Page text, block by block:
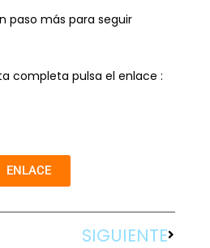
paso más para seguir
completa pulsa el enlace :
ENLACE
SIGUIENTE